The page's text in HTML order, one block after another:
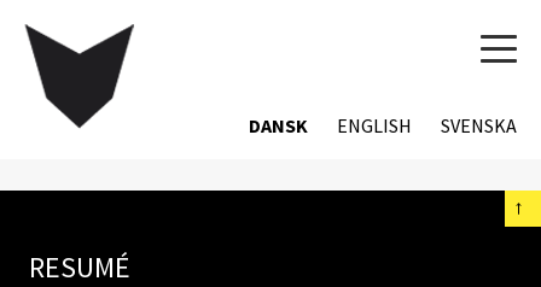
DANSK ENGLISH SVENSKA
←
RESUMÉ